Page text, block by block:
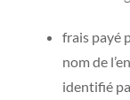
frais payé
nom de
identifié